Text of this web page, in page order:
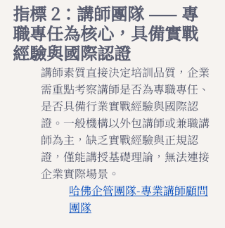
指標 2：講師團隊 —— 專
職專任為核心，具備實戰
經驗與國際認證
講師素質直接決定培訓品質，企業
需重點考察講師是否為專職專任、
是否具備行業實戰經驗與國際認
證。一般機構以外包講師或兼職講
師為主，缺乏實戰經驗與正規認
證，僅能講授基礎理論，無法連接
企業實際場景。
哈佛企管團隊-專業講師顧問
團隊